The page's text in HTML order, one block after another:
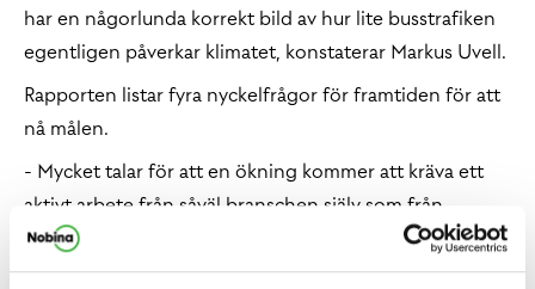
har en någorlunda korrekt bild av hur lite busstrafiken
egentligen påverkar klimatet, konstaterar Markus Uvell.
Rapporten listar fyra nyckelfrågor för framtiden för att
nå målen.
- Mycket talar för att en ökning kommer att kräva ett
aktivt arbete från såväl branschen själv som från
regionala kollektivtrafikmyndigheter. De fyra
faktorerna är klimatpåverkan, innovation,